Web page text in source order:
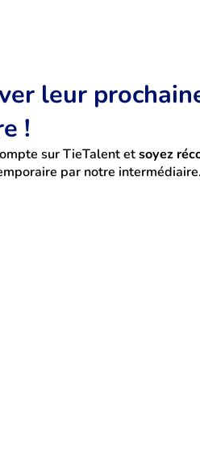
leur
!
sur TieTalent et soyez
par notre intermédiaire.